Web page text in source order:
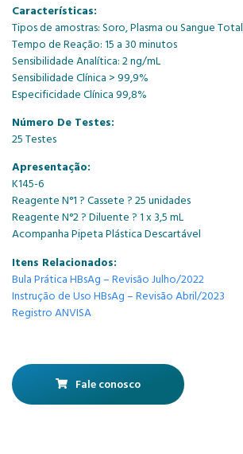
Características:
Tipos de amostras: Soro, Plasma ou Sangue Total
Tempo de Reação: 15 a 30 minutos
Sensibilidade Analítica: 2 ng/mL
Sensibilidade Clínica > 99,9%
Especificidade Clínica 99,8%
Número De Testes:
25 Testes
Apresentação:
K145-6
Reagente N°1 ? Cassete ? 25 unidades
Reagente N°2 ? Diluente ? 1 x 3,5 mL
Acompanha Pipeta Plástica Descartável
Itens Relacionados:
Bula Prática HBsAg – Revisão Julho/2022
Instrução de Uso HBsAg – Revisão Abril/2023
Registro ANVISA
Fale conosco